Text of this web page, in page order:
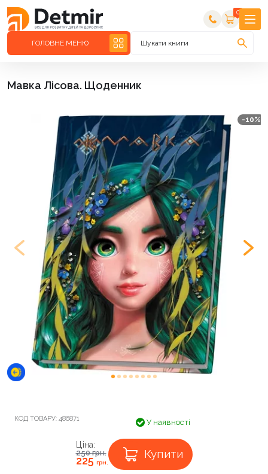
0
ГОЛОВНЕ МЕНЮ Шукати книги
Мавка Лісова. Щоденник
-10%
КОД ТОВАРУ: 486871 У наявності
Ціна:
250грн.
225грн.
Купити